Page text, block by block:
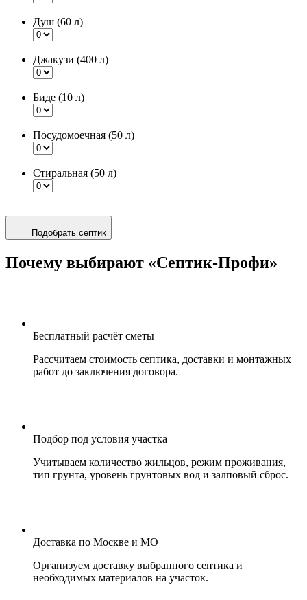
Душ (60 л)
Джакузи (400 л)
Биде (10 л)
Посудомоечная (50 л)
Стиральная (50 л)
Подобрать септик
Почему выбирают «Септик-Профи»
Бесплатный расчёт сметы
Рассчитаем стоимость септика, доставки и монтажных
работ до заключения договора.
Подбор под условия участка
Учитываем количество жильцов, режим проживания,
тип грунта, уровень грунтовых вод и залповый сброс.
Доставка по Москве и МО
Организуем доставку выбранного септика и
необходимых материалов на участок.